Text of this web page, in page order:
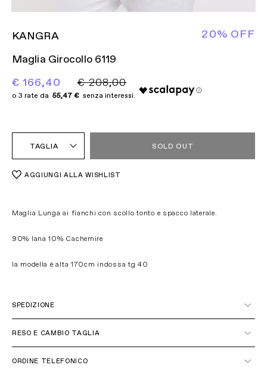
KANGRA
Maglia Girocollo 6119
€ 166,40
€ 208,00
20% OFF
55,47 €
TAGLIA SOLD OUT
AGGIUNGI ALLA WISHLIST
Maglia Lunga ai fianchi con scollo tonto e spacco laterale.
90% lana 10% Cachemire
la modella è alta 170cm indossa tg 40
SPEDIZIONE
RESO E CAMBIO TAGLIA
ORDINE TELEFONICO